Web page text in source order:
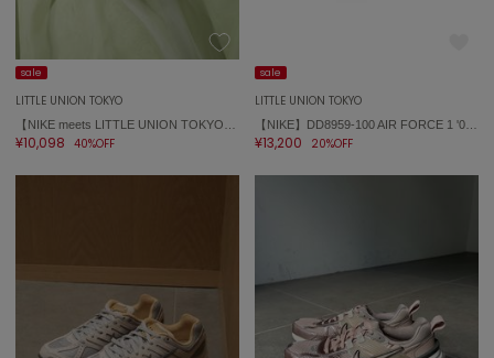
sale
LITTLE UNION TOKYO
¥10,098 40%OFF
sale
LITTLE UNION TOKYO
【NIKE】DD8959-100 AIR FORCE 1 '07 ナイキ ウィメンズ エア フォース 1 '07
¥13,200 20%OFF